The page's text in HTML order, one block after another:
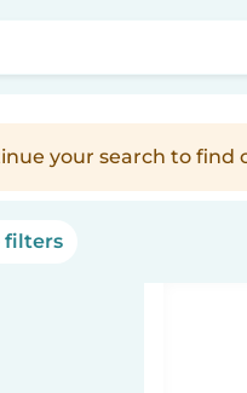
your search to
filters